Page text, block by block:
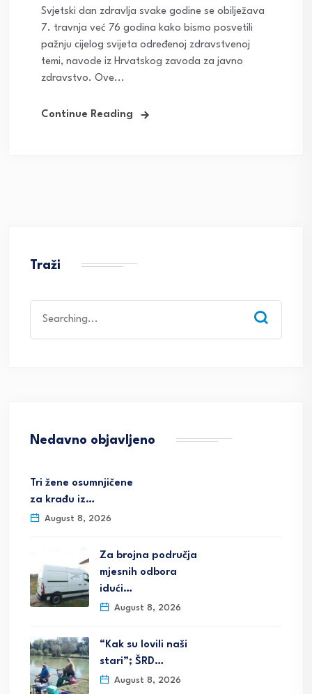
Svjetski dan zdravlja svake godine se obilježava
7. travnja već 76 godina kako bismo posvetili
pažnju cijelog svijeta određenoj zdravstvenoj
temi, navode iz Hrvatskog zavoda za javno
zdravstvo. Ove...
Continue Reading
Traži
for:
Nedavno objavljeno
Tri žene osumnjičene
za krađu iz…
August 8, 2026
Za brojna područja
mjesnih odbora
idući…
August 8, 2026
“Kak su lovili naši
stari”; ŠRD…
August 8, 2026